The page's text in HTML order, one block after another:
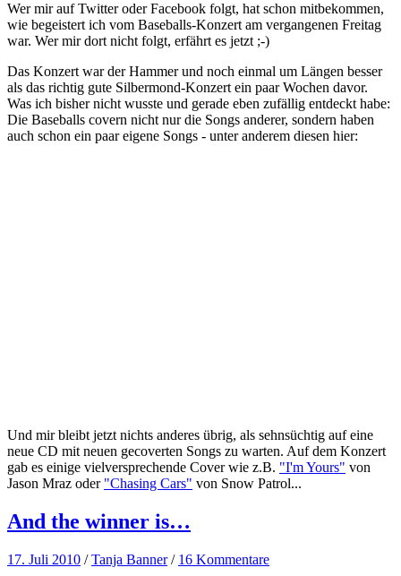
Wer mir auf Twitter oder Facebook folgt, hat schon mitbekommen,
wie begeistert ich vom Baseballs-Konzert am vergangenen Freitag
war. Wer mir dort nicht folgt, erfährt es jetzt ;-)
Das Konzert war der Hammer und noch einmal um Längen besser
als das richtig gute Silbermond-Konzert ein paar Wochen davor.
Was ich bisher nicht wusste und gerade eben zufällig entdeckt habe:
Die Baseballs covern nicht nur die Songs anderer, sondern haben
auch schon ein paar eigene Songs - unter anderem diesen hier:
Und mir bleibt jetzt nichts anderes übrig, als sehnsüchtig auf eine
neue CD mit neuen gecoverten Songs zu warten. Auf dem Konzert
gab es einige vielversprechende Cover wie z.B. "I'm Yours" von
Jason Mraz oder "Chasing Cars" von Snow Patrol...
And the winner is…
17. Juli 2010 /Tanja Banner / 16 Kommentare